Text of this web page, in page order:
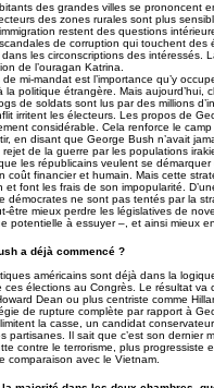
des grandes villes se prononcent
des zones rurales sont plus
restent des questions
de corruption qui touchent des
les circonscriptions des intéressés.
de l’ouragan Katrina.
mi-mandat est l’importance qu’y
la politique étrangère. Mais aujourd’hui,
de soldats sont lus par des millions
irritent les électeurs. Les propos de
considérable. Cela renforce le
en disant que George Bush n’avait
rejet de la guerre par les populations
les républicains veulent se
coût financier et humain. Mais cette
font les frais de son impopularité.
démocrates ne sont pas tentés par la
être mieux perdre les législatives de
potentielle à essuyer –, et ainsi mieux
a déjà commencé ?
américains sont déjà dans la
élections au Congrès. Le résultat va
Dean ou plus centriste comme
de rupture complète par rapport à
la casse, un candidat
Il sait que c’est son dernier
contre le terrorisme, plus progressiste
comparaison avec le Vietnam.